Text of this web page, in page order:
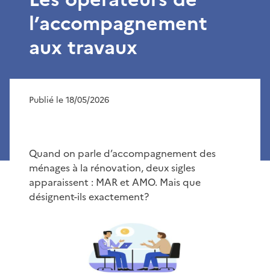
l’accompagnement
aux travaux
Publié le 18/05/2026
Quand on parle d’accompagnement des
ménages à la rénovation, deux sigles
apparaissent : MAR et AMO. Mais que
désignent-ils exactement?